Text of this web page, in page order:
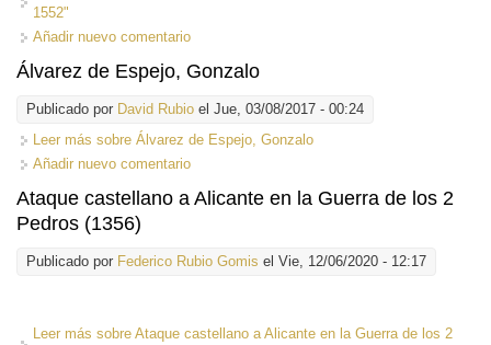
1552"
Añadir nuevo comentario
Álvarez de Espejo, Gonzalo
Publicado por David Rubio el Jue, 03/08/2017 - 00:24
Leer más sobre Álvarez de Espejo, Gonzalo
Añadir nuevo comentario
Ataque castellano a Alicante en la Guerra de los 2
Pedros (1356)
Publicado por Federico Rubio Gomis el Vie, 12/06/2020 - 12:17
Leer más sobre Ataque castellano a Alicante en la Guerra de los 2